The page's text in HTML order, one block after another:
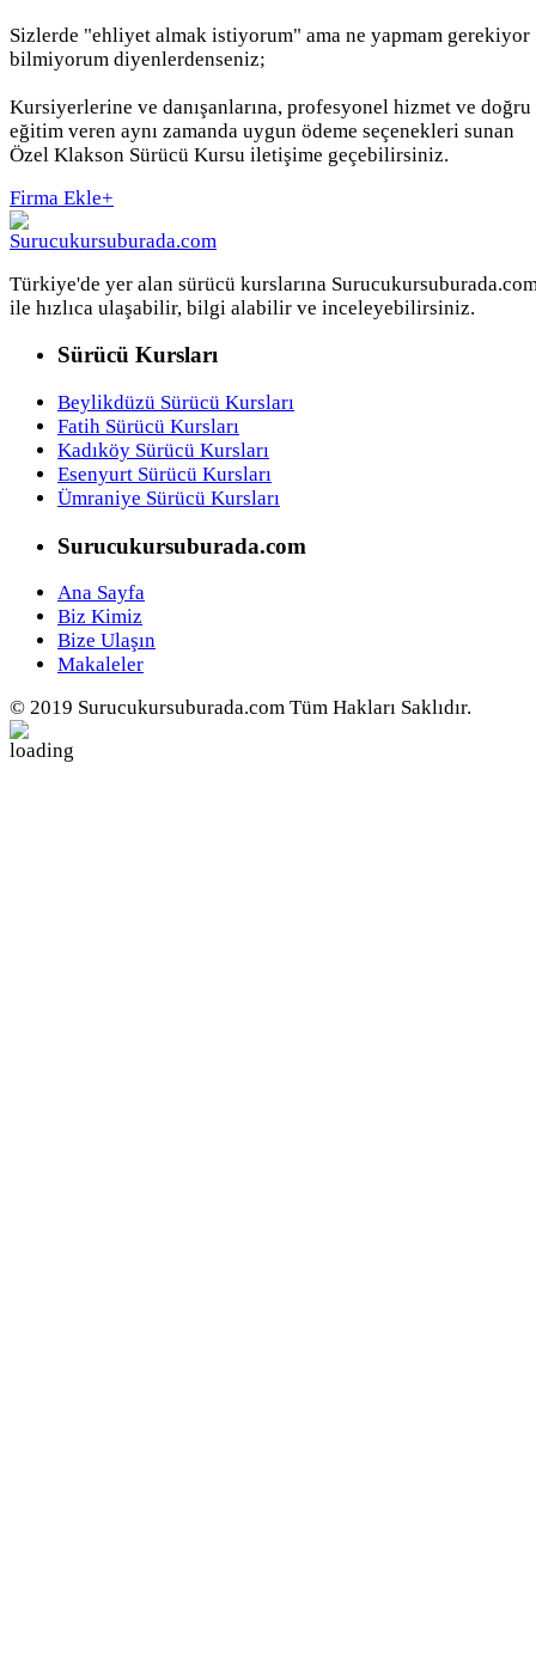
Sizlerde "ehliyet almak istiyorum" ama ne yapmam gerekiyor
bilmiyorum diyenlerdenseniz;
Kursiyerlerine ve danışanlarına, profesyonel hizmet ve doğru
eğitim veren aynı zamanda uygun ödeme seçenekleri sunan
Özel Klakson Sürücü Kursu iletişime geçebilirsiniz.
Firma Ekle+
Türkiye'de yer alan sürücü kurslarına
ile hızlıca ulaşabilir, bilgi alabilir ve inceleyebilirsiniz.
Sürücü Kursları
Beylikdüzü Sürücü Kursları
Fatih Sürücü Kursları
Kadıköy Sürücü Kursları
Esenyurt Sürücü Kursları
Ümraniye Sürücü Kursları
Surucukursuburada.com
Ana Sayfa
Biz Kimiz
Bize Ulaşın
Makaleler
© 2019 Surucukursuburada.com Tüm Hakları Saklıdır.